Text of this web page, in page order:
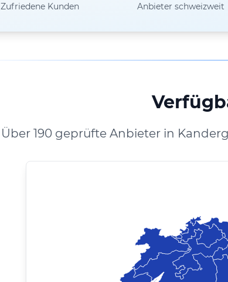
Zufriedene Kunden Anbieter schweizweit
Über 190 geprüfte Anbieter in